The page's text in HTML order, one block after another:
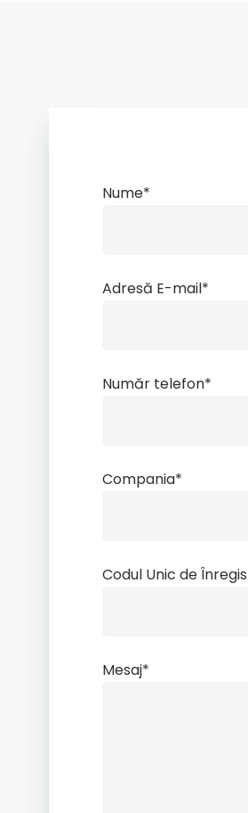
Nume*
Adresă E-mail*
Număr telefon*
Compania*
Codul Unic de
Mesaj*